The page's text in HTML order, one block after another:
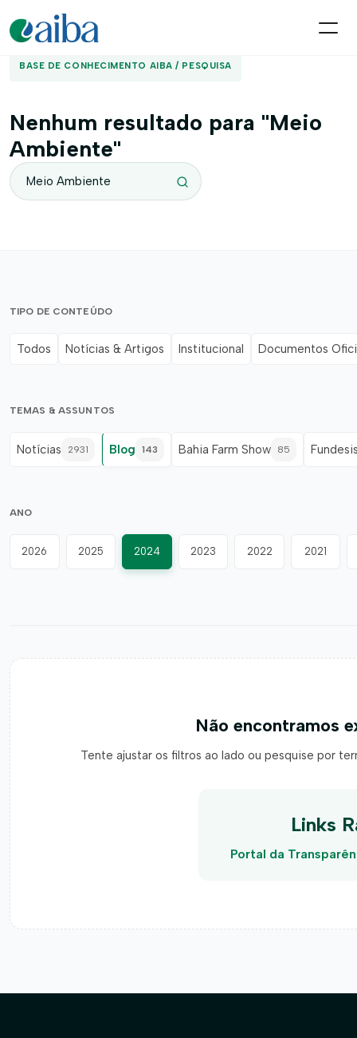
BASE DE CONHECIMENTO AIBA / PESQUISA
Nenhum resultado para "Meio
Ambiente"
TIPO DE CONTEÚDO
Todos Notícias & Artigos Institucional Documentos
TEMAS & ASSUNTOS
Notícias 2931 Blog 143 Bahia Farm Show 85
ANO
2026 2025 2024 2023 2022 2021
Não encontramos
Tente ajustar os filtros ao lado ou pesquise por
Links
Portal da